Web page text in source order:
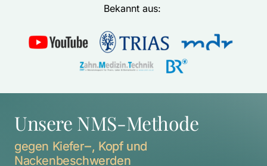
Bekannt aus:
Unsere NMS-Methode
gegen Kiefer‒, Kopf
Nackenbeschwerden